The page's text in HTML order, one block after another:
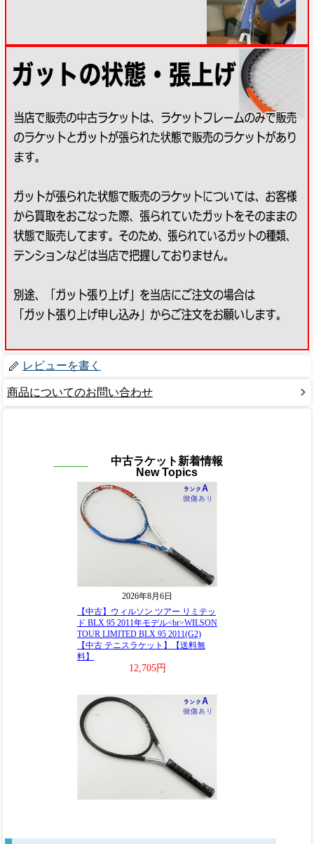
レビューを書く
商品についてのお問い合わせ
中古ラケット新着情報
New Topics